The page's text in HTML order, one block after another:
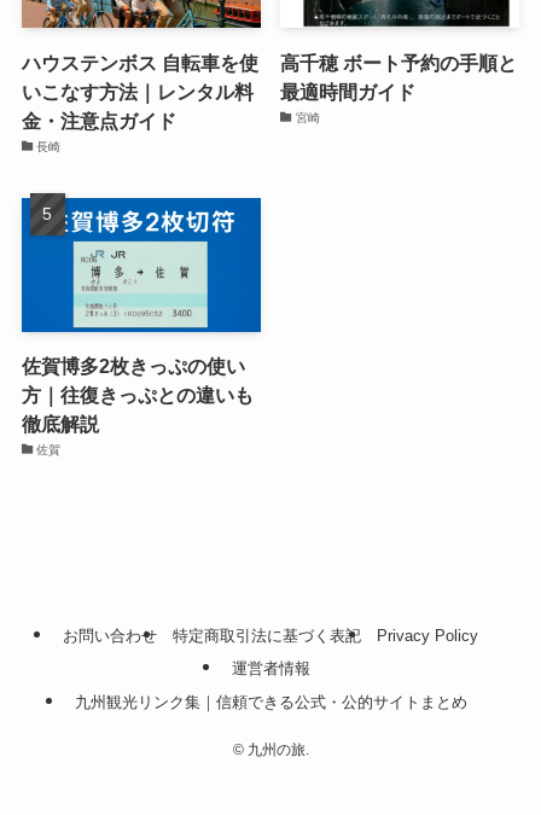
ハウステンボス 自転車を使
いこなす方法｜レンタル料
金・注意点ガイド
長崎
高千穂 ボート予約の手順と
最適時間ガイド
宮崎
佐賀博多2枚きっぷの使い
方｜往復きっぷとの違いも
徹底解説
佐賀
お問い合わせ 特定商取引法に基づく表記
Privacy Policy
運営者情報
九州観光リンク集｜信頼できる公式・公的サイトまとめ
©九州の旅.